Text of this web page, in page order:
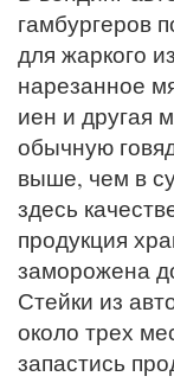
гамбургеров
для жаркого
нарезанное
иен и другая
обычную
выше, чем в
здесь
продукция
заморожена
Стейки из
около трех
запастись